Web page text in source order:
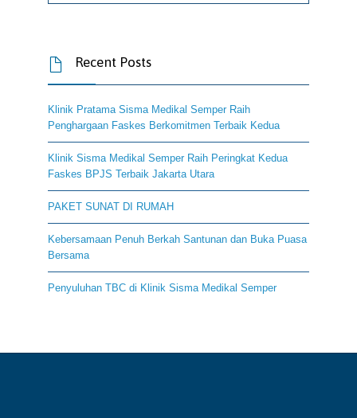
 Recent Posts
Klinik Pratama Sisma Medikal Semper Raih
Penghargaan Faskes Berkomitmen Terbaik Kedua
Klinik Sisma Medikal Semper Raih Peringkat Kedua
Faskes BPJS Terbaik Jakarta Utara
PAKET SUNAT DI RUMAH
Kebersamaan Penuh Berkah Santunan dan Buka Puasa
Bersama
Penyuluhan TBC di Klinik Sisma Medikal Semper